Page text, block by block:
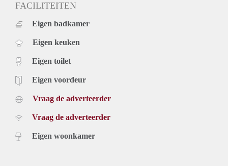
FACILITEITEN
Eigen badkamer
Eigen keuken
Eigen toilet
Eigen voordeur
Vraag de adverteerder
Vraag de adverteerder
Eigen woonkamer